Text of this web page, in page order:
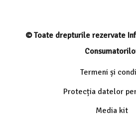
© Toate drepturile rezervate
Termeni și
Protecția datelor
Media kit